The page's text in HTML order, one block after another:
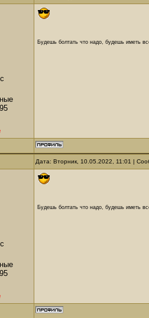
Будешь болтать что надо, будешь иметь
Дата: Вторник, 10.05.2022, 11:01 |
Будешь болтать что надо, будешь иметь